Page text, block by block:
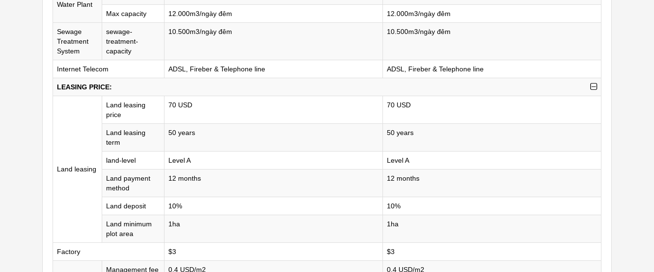
Water Plant
Max capacity 12.000m3/ngày đêm 12.000m3/ngày đêm
Sewage
Treatment
System
sewage-
treatment-
capacity
10.500m3/ngày đêm 10.500m3/ngày đêm
Internet Telecom ADSL, Fireber & Telephone line ADSL, Fireber & Telephone line
LEASING PRICE:
Land leasing
Land leasing
price
70 USD 70 USD
Land leasing
term
50 years 50 years
land-level Level A Level A
Land payment
method
12 months 12 months
Land deposit 10% 10%
Land minimum
plot area
1ha 1ha
Factory $3 $3
Management fee 0.4 USD/m2 0.4 USD/m2